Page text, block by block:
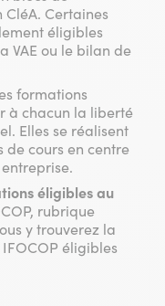
Certaines
éligibles
VAE ou le bilan de
formations
à chacun la liberté
Elles se réalisent
de cours en centre
éligibles au
rubrique
y trouverez la
éligibles